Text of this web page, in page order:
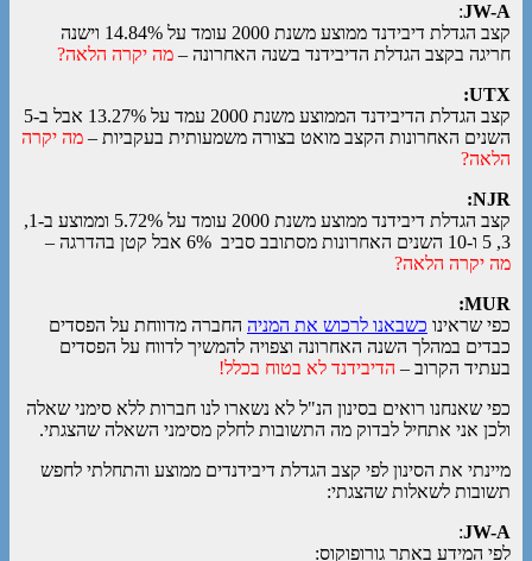
JW-A
:
קצב הגדלת דיבידנד ממוצע משנת 2000 עומד על 14.84% וישנה
חריגה בקצב הגדלת הדיבידנד בשנה האחרונה – מה יקרה הלאה?
UTX:
קצב הגדלת הדיבידנד הממוצע משנת 2000 עמד על 13.27% אבל ב-5
השנים האחרונות הקצב מואט בצורה משמעותית בעקביות – מה יקרה
הלאה?
NJR:
קצב הגדלת דיבידנד ממוצע משנת 2000 עומד על 5.72% וממוצע ב-1,
3, 5 ו-10 השנים האחרונות מסתובב סביב 6% אבל קטן בהדרגה –
מה יקרה הלאה?
MUR:
כפי שראינו כשבאנו לרכוש את המניה החברה מדווחת על הפסדים
כבדים במהלך השנה האחרונה וצפויה להמשיך לדווח על הפסדים
בעתיד הקרוב – הדיבידנד לא בטוח בכלל!
כפי שאנחנו רואים בסינון הנ"ל לא נשארו לנו חברות ללא סימני שאלה
ולכן אני אתחיל לבדוק מה התשובות לחלק מסימני השאלה שהצגתי.
מיינתי את הסינון לפי קצב הגדלת דיבידנדים ממוצע והתחלתי לחפש
תשובות לשאלות שהצגתי:
JW-A
:
לפי המידע באתר גורופוקוס: